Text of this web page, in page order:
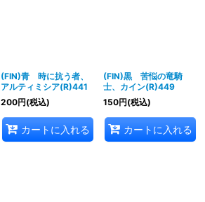
(FIN)青 時に抗う者、
アルティミシア(R)441
200円(税込)
カートに入れる
(FIN)黒 苦悩の竜騎
士、カイン(R)449
150円(税込)
カートに入れる